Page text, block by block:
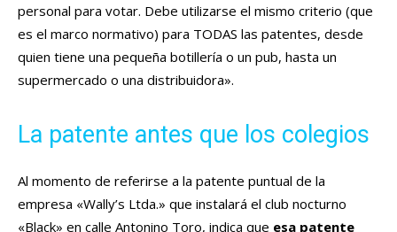
personal para votar. Debe utilizarse el mismo criterio (que
es el marco normativo) para TODAS las patentes, desde
quien tiene una pequeña botillería o un pub, hasta un
supermercado o una distribuidora».
La patente antes que los colegios
Al momento de referirse a la patente puntual de la
empresa «Wally’s Ltda.» que instalará el club nocturno
«Black» en calle Antonino Toro, indica que esa patente